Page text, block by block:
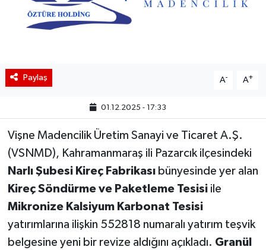
Paylaş A- A+
01.12.2025 - 17:33
Vişne Madencilik Üretim Sanayi ve Ticaret A.Ş.
(VSNMD), Kahramanmaraş ili Pazarcık ilçesindeki
Narlı Şubesi Kireç Fabrikasıbünyesinde yer alan
Kireç Söndürme ve Paketleme Tesisiile
Mikronize Kalsiyum Karbonat Tesisi
yatırımlarına ilişkin 552818 numaralı yatırım teşvik
belgesine yeni bir revize aldığını açıkladı. Granül
Ekonomik Takvim
Gizlilik Sözleşmesi
Hakkımızda
İletişim